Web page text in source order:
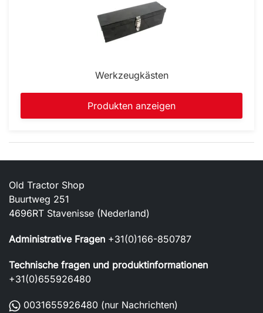
Werkzeugkästen
Produkten anzeigen
Old Tractor Shop
Buurtweg 251
4696RT Stavenisse (Nederland)
Administrative Fragen +31(0)166-850787
Technische fragen und produktinformationen
+31(0)655926480
0031655926480 (nur Nachrichten)